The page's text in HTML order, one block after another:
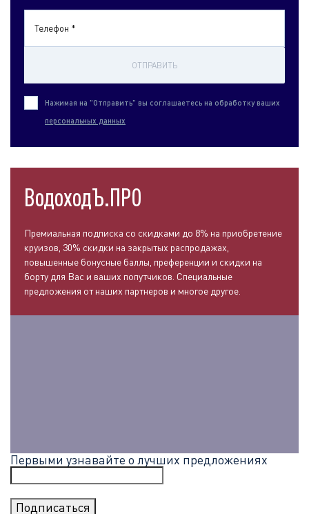
Телефон *
ОТПРАВИТЬ
Нажимая на "Отправить" вы соглашаетесь на обработку ваших
персональных данных
ВодоходЪ.ПРО
Премиальная подписка со скидками до 8% на приобретение
круизов, 30% скидки на закрытых распродажах,
повышенные бонусные баллы, преференции и скидки на
борту для Вас и ваших попутчиков. Специальные
предложения от наших партнеров и многое другое.
Первыми узнавайте о лучших предложениях